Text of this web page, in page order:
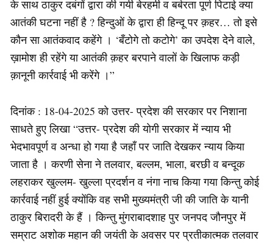
के साथ ठाकुर दबंगों द्वारा की गयी बेरहमी व बर्बरता पूर्ण पिटाई क्या
आतंकी घटना नहीं है ? हिन्दुओं के द्वारा ही हिन्दू पर क़हर… तो इसे
कौन सा आतंकवाद कहेंगे । ‘बँटोगे तो कटोगे’ का उपदेश देने वाले,
ख़ामोश ही रहेंगे या आतंकी क़हर बरपाने वालों के खिलाफ कड़ी
क़ानूनी कार्रवाई भी करेंगे ।”
दिनांक : 18-04-2025 को उत्तर- प्रदेश की सरकार पर निशाना
साधते हुए लिखा “उत्तर- प्रदेश की योगी सरकार में न्याय भी
भेदभावपूर्ण व अन्धा हो गया है जहाँ पर जाति देखकर न्याय किया
जाता है । करणी सेना ने तलवार, बल्लम, भाला, बरछी व बन्दूक
लहराकर खुल्लम- खुल्ला प्रदर्शन व नंगा नाच किया गया किन्तु कोई
कार्रवाई नहीं हुई क्योंकि वह सभी मुख्यमंत्री जी की जाति के यानी
ठाकुर बिरादरी के हैं । किन्तु मुंगराबादशाह पुर जनपद जौनपुर में
सम्राट अशोक महान की जयंती के अवसर पर प्रतीकात्मक तलवार